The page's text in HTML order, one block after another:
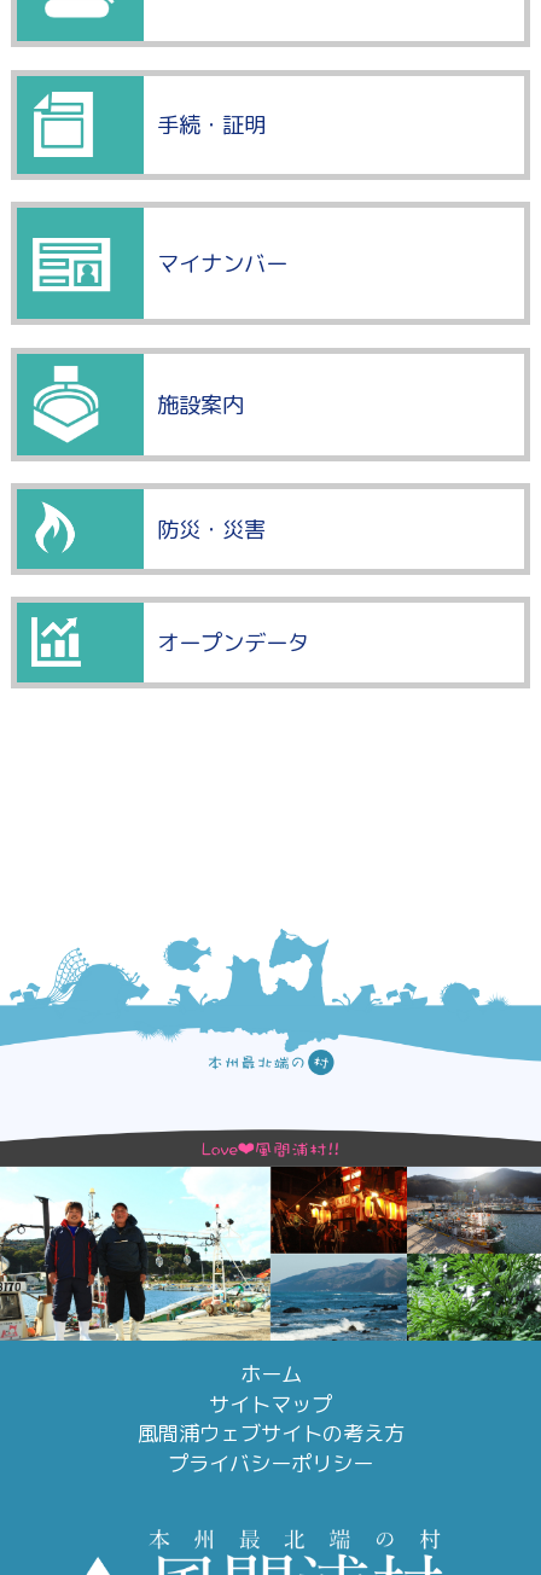
手続・証明
マイナンバー
施設案内
防災・災害
オープンデータ
ホーム
サイトマップ
風間浦ウェブサイトの考え方
プライバシーポリシー